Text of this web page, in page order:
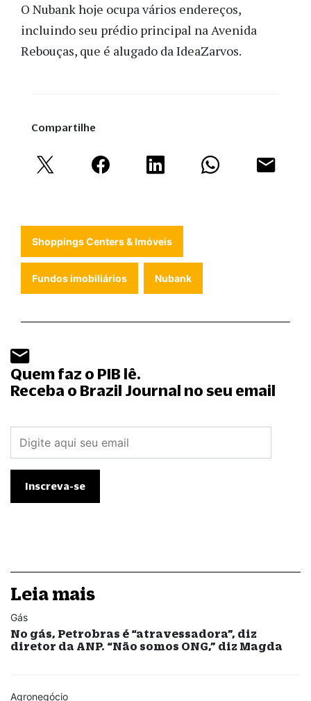
O Nubank hoje ocupa vários endereços,
incluindo seu prédio principal na Avenida
Rebouças, que é alugado da IdeaZarvos.
Compartilhe
Shoppings Centers & Imóveis
Fundos imobiliários Nubank
Quem faz o PIB lê.
Receba o Brazil Journal no seu email
Leia mais
Gás
No gás, Petrobras é “atravessadora”, diz
diretor da ANP. “Não somos ONG,” diz Magda
Agronegócio